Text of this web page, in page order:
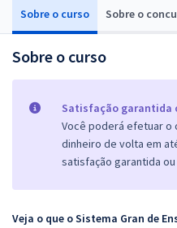
Sobre o curso Sobre o
Sobre o curso
Satisfação garantida
Você poderá efetuar o
dinheiro de volta em
satisfação garantida
Veja o que o Sistema Gran de